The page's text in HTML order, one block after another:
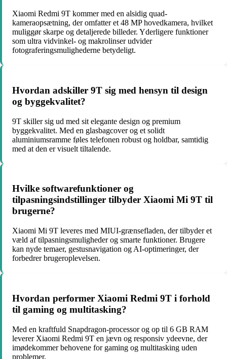
Xiaomi Redmi 9T kommer med en alsidig quad-
kameraopsætning, der omfatter et 48 MP hovedkamera, hvilket
muliggør skarpe og detaljerede billeder. Yderligere funktioner
som ultra vidvinkel- og makrolinser udvider
fotograferingsmulighederne betydeligt.
Hvordan adskiller 9T sig med hensyn til design
og byggekvalitet?
9T skiller sig ud med sit elegante design og premium
byggekvalitet. Med en glasbagcover og et solidt
aluminiumsramme føles telefonen robust og holdbar, samtidig
med at den er visuelt tiltalende.
Hvilke softwarefunktioner og
tilpasningsindstillinger tilbyder Xiaomi Mi 9T til
brugerne?
Xiaomi Mi 9T leveres med MIUI-grænsefladen, der tilbyder et
væld af tilpasningsmuligheder og smarte funktioner. Brugere
kan nyde temaer, gestusnavigation og AI-optimeringer, der
forbedrer brugeroplevelsen.
Hvordan performer Xiaomi Redmi 9T i forhold
til gaming og multitasking?
Med en kraftfuld Snapdragon-processor og op til 6 GB RAM
leverer Xiaomi Redmi 9T en jævn og responsiv ydeevne, der
imødekommer behovene for gaming og multitasking uden
problemer.